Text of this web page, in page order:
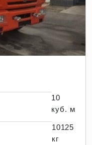
10
куб. м
10125
кг